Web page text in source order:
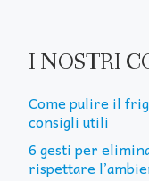
I NOSTRI
Come pulire il
consigli utili
6 gesti per
rispettare